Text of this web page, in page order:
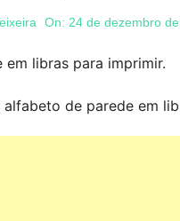
On: 24 de dezembro
libras para imprimir.
de parede em